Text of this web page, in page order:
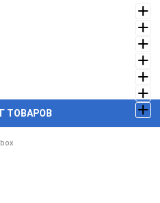
ТОВАРОВ